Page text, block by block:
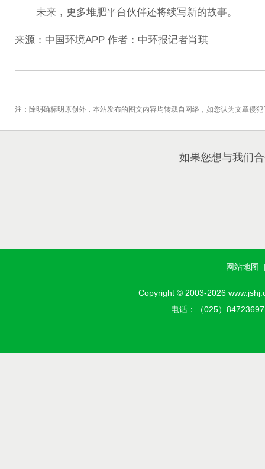
未来，更多堆肥平台伙伴还将续写新的故事。
来源：中国环境APP 作者：中环报记者肖琪
注：除明确标明原创外，本站发布的图文内容均转载自网络，如您认为文章侵
如果您想与我们
网站地图
Copyright © 2003-2026
电话：（025）